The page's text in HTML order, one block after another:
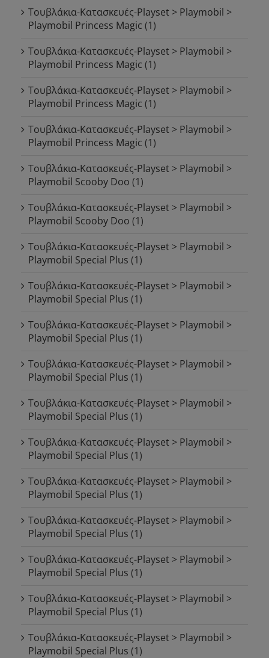
Τουβλάκια-Κατασκευές-Playset > Playmobil >
Playmobil Princess Magic (1)
Τουβλάκια-Κατασκευές-Playset > Playmobil >
Playmobil Princess Magic (1)
Τουβλάκια-Κατασκευές-Playset > Playmobil >
Playmobil Princess Magic (1)
Τουβλάκια-Κατασκευές-Playset > Playmobil >
Playmobil Princess Magic (1)
Τουβλάκια-Κατασκευές-Playset > Playmobil >
Playmobil Scooby Doo (1)
Τουβλάκια-Κατασκευές-Playset > Playmobil >
Playmobil Scooby Doo (1)
Τουβλάκια-Κατασκευές-Playset > Playmobil >
Playmobil Special Plus (1)
Τουβλάκια-Κατασκευές-Playset > Playmobil >
Playmobil Special Plus (1)
Τουβλάκια-Κατασκευές-Playset > Playmobil >
Playmobil Special Plus (1)
Τουβλάκια-Κατασκευές-Playset > Playmobil >
Playmobil Special Plus (1)
Τουβλάκια-Κατασκευές-Playset > Playmobil >
Playmobil Special Plus (1)
Τουβλάκια-Κατασκευές-Playset > Playmobil >
Playmobil Special Plus (1)
Τουβλάκια-Κατασκευές-Playset > Playmobil >
Playmobil Special Plus (1)
Τουβλάκια-Κατασκευές-Playset > Playmobil >
Playmobil Special Plus (1)
Τουβλάκια-Κατασκευές-Playset > Playmobil >
Playmobil Special Plus (1)
Τουβλάκια-Κατασκευές-Playset > Playmobil >
Playmobil Special Plus (1)
Τουβλάκια-Κατασκευές-Playset > Playmobil >
Playmobil Special Plus (1)